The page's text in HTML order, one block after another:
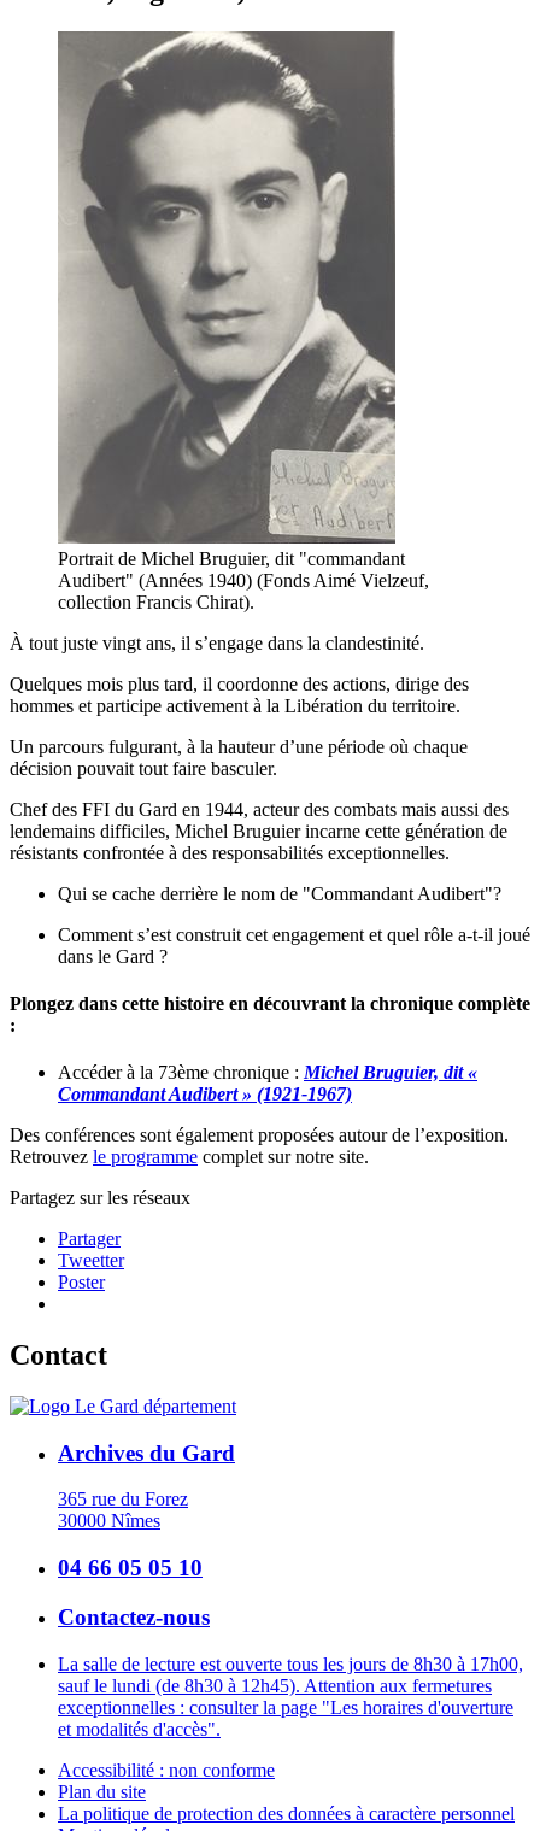
Portrait de Michel Bruguier, dit "commandant
Audibert" (Années 1940) (Fonds Aimé Vielzeuf,
collection Francis Chirat).
À tout juste vingt ans, il s’engage dans la clandestinité.
Quelques mois plus tard, il coordonne des actions, dirige des
hommes et participe activement à la Libération du territoire.
Un parcours fulgurant, à la hauteur d’une période où chaque
décision pouvait tout faire basculer.
Chef des FFI du Gard en 1944, acteur des combats mais aussi des
lendemains difficiles, Michel Bruguier incarne cette génération de
résistants confrontée à des responsabilités exceptionnelles.
Qui se cache derrière le nom de "Commandant Audibert"?
Comment s’est construit cet engagement et quel rôle a-t-il joué
dans le Gard ?
Plongez dans cette histoire en découvrant la chronique complète
:
Accéder à la 73ème chronique : Michel Bruguier, dit «
Commandant Audibert » (1921-1967)
Des conférences sont également proposées autour de l’exposition.
Retrouvez le programme complet sur notre site.
Partagez sur les réseaux
Partager
Tweetter
Poster
Contact
Archives du Gard
365 rue du Forez
30000 Nîmes
04 66 05 05 10
Contactez-nous
La salle de lecture est ouverte tous les jours de 8h30 à 17h00,
sauf le lundi (de 8h30 à 12h45). Attention aux fermetures
exceptionnelles : consulter la page "Les horaires d'ouverture
et modalités d'accès".
Accessibilité : non conforme
Plan du site
La politique de protection des données à caractère personnel